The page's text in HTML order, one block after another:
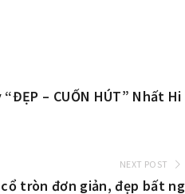
– CUỐN HÚT” Nhất Hi
NEXT POST
tròn đơn giản, đẹp bất ng